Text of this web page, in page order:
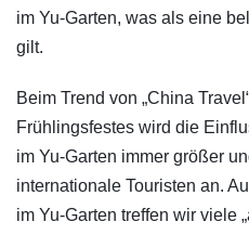
im Yu-Garten, was als eine
gilt.
Beim Trend von „China
Frühlingsfestes wird die
im Yu-Garten immer größer
internationale Touristen an.
im Yu-Garten treffen wir viele